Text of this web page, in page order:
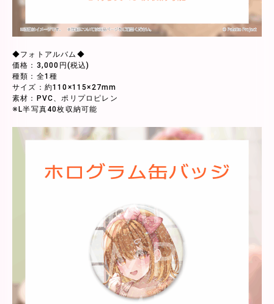
◆フォトアルバム◆
価格：3,000円(税込)
種類：全1種
サイズ：約110×115×27mm
素材：PVC、ポリプロピレン
※L半写真40枚収納可能